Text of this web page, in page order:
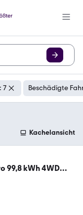
7 Beschädigte
Kachelansicht
99,8 kWh 4WD